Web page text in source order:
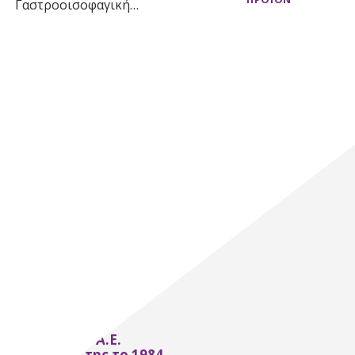
Γαστροοισοφαγική…
ΑΓΓΕΛΙΚΑ A.E.